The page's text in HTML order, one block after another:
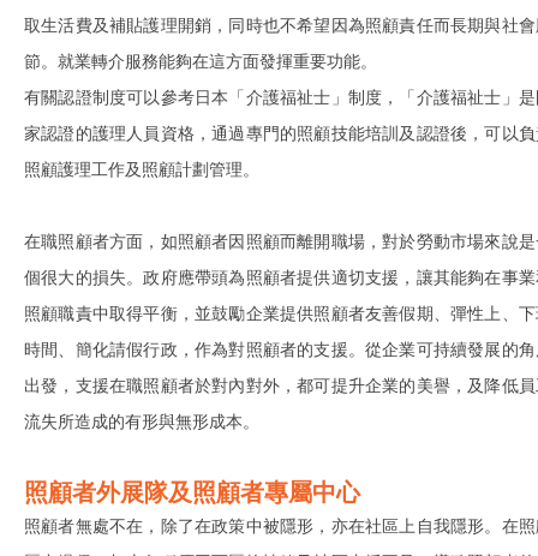
取生活費及補貼護理開銷，同時也不希望因為照顧責任而⻑期與社
節。就業轉介服務能夠在這方面發揮重要功能。
有關認證制度可以參考日本「介護福祉士」制度，「介護福祉士」
家認證的護理人員資格，通過專門的照顧技能培訓及認證後，可以
照顧護理工作及照顧計劃管理。
在職照顧者方面，如照顧者因照顧而離開職場，對於勞動市場來說
個很大的損失。政府應帶頭為照顧者提供適切支援，讓其能夠在事
照顧職責中取得平衡，並鼓勵企業提供照顧者友善假期、彈性上、
時間、簡化請假行政，作為對照顧者的支援。從企業可持續發展的
出發，支援在職照顧者於對內對外，都可提升企業的美譽，及降低
流失所造成的有形與無形成本。
照顧者外展隊及照顧者專屬中心
照顧者無處不在，除了在政策中被隱形，亦在社區上自我隱形。在